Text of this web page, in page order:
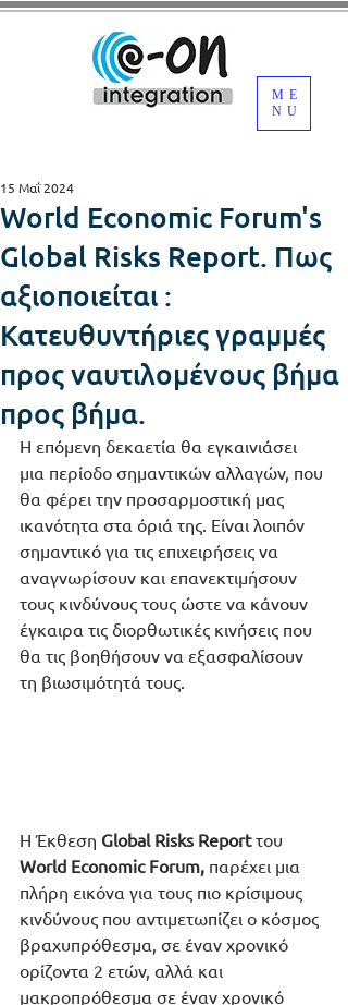
ME
NU
World Economic Forum's
Global Risks Report. Πως
αξιοποιείται :
Κατευθυντήριες γραμμές
προς ναυτιλομένους βήμα
προς βήμα.
15 Μαΐ 2024
Η επόμενη δεκαετία θα εγκαινιάσει
μια περίοδο σημαντικών αλλαγών, που
θα φέρει την προσαρμοστική μας
ικανότητα στα όριά της. Είναι λοιπόν
σημαντικό για τις επιχειρήσεις να
αναγνωρίσουν και επανεκτιμήσουν
τους κινδύνους τους ώστε να κάνουν
έγκαιρα τις διορθωτικές κινήσεις που
θα τις βοηθήσουν να εξασφαλίσουν
τη βιωσιμότητά τους.
H Έκθεση Global Risks Report του
World Economic Forum, παρέχει μια
πλήρη εικόνα για τους πιο κρίσιμους
κινδύνους που αντιμετωπίζει ο κόσμος
βραχυπρόθεσμα, σε έναν χρονικό
ορίζοντα 2 ετών, αλλά και
μακροπρόθεσμα σε έναν χρονικό